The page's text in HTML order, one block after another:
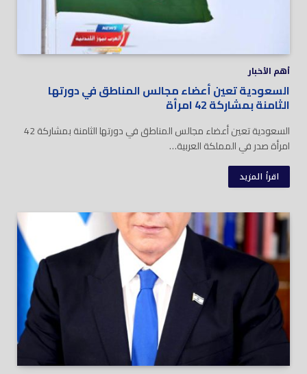
أهم الأخبار
السعودية تعين أعضاء مجالس المناطق في دورتها
الثامنة بمشاركة 42 امرأة
السعودية تعين أعضاء مجالس المناطق في دورتها الثامنة بمشاركة 42
امرأة صدر في المملكة العربية…
اقرأ المزيد